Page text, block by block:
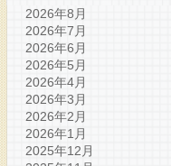
2026年8月
2026年7月
2026年6月
2026年5月
2026年4月
2026年3月
2026年2月
2026年1月
2025年12月